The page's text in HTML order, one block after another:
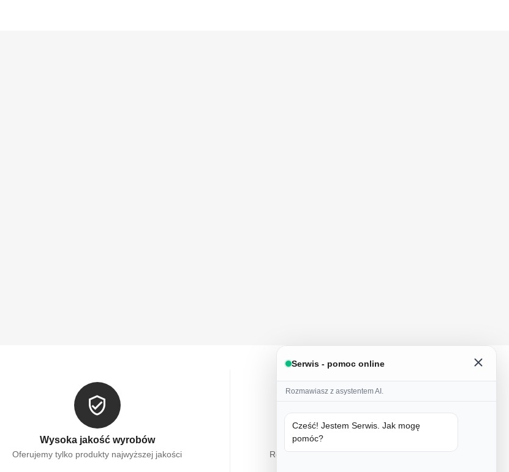
Wysoka jakość wyrobów
Oferujemy tylko produkty najwyższej jakości Ręczne wykonanie z naturalnych składników
Serwis - pomoc online
Rozmawiasz z asystentem AI.
Cześć! Jestem Serwis. Jak mogę
pomóc?